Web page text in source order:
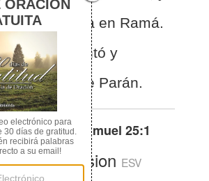
en su casa en Ramá.
se levantó y
al desierto de Parán.
de1 Samuel 25:1
Version ESV